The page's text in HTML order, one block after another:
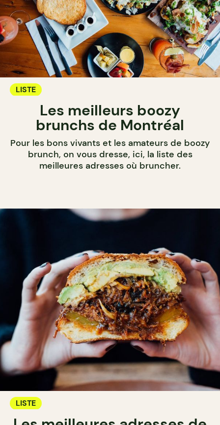
LISTE
Les meilleurs boozy
brunchs de Montréal
Pour les bons vivants et les amateurs de boozy
brunch, on vous dresse, ici, la liste des
meilleures adresses où bruncher.
LISTE